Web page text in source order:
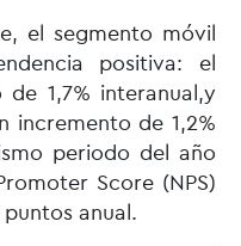
el segmento móvil
positiva: el
1,7% interanual,y
incremento de 1,2%
periodo del año
Score (NPS)
anual.